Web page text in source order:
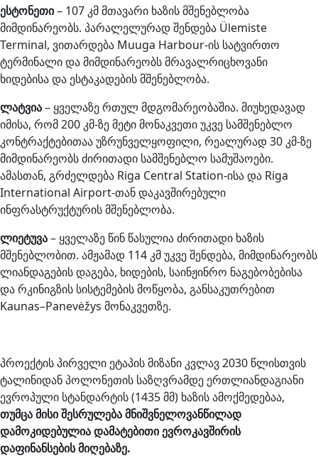
ესტონეთი– 107 კმ მთავარი ხაზის მშენებლობა
მიმდინარეობს. პარალელურად შენდება Ülemiste
Terminal, ვითარდება Muuga Harbour-ის სატვირთო
ტერმინალი და მიმდინარეობს მრავალრიცხოვანი
ხიდებისა და ესტაკადების მშენებლობა.
ლატვია– ყველაზე რთულ მდგომარეობაშია. მიუხედავად
იმისა, რომ 200 კმ-ზე მეტი მონაკვეთი უკვე სამშენებლო
კონტრაქტებითაა უზრუნველყოფილი, რეალურად 30 კმ-ზე
მიმდინარეობს ძირითადი სამშენებლო სამუშაოები.
ამასთან, გრძელდება Riga Central Station-ისა და Riga
International Airport-თან დაკავშირებული
ინფრასტრუქტურის მშენებლობა.
ლიეტუვა– ყველაზე წინ წასულია ძირითადი ხაზის
მშენებლობით. ამჟამად 114 კმ უკვე შენდება, მიმდინარეობს
ლიანდაგების დაგება, ხიდების, საინჟინრო ნაგებობებისა
და რკინიგზის სისტემების მოწყობა, განსაკუთრებით
Kaunas–Panevėžys მონაკვეთზე.
პროექტის პირველი ეტაპის მიზანი კვლავ 2030 წლისთვის
ტალინიდან პოლონეთის საზღვრამდე ერთლიანდაგიანი
ევროპული სტანდარტის (1435 მმ) ხაზის ამოქმედებაა,
თუმცა მისი შესრულება მნიშვნელოვანწილად
დამოკიდებულია დამატებითი ევროკავშირის
დაფინანსების მიღებაზე.